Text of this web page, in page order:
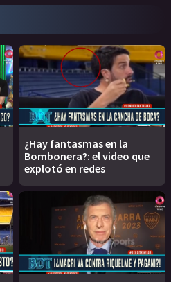
¿Hay fantasmas en la
Bombonera?: el video que
explotó en redes